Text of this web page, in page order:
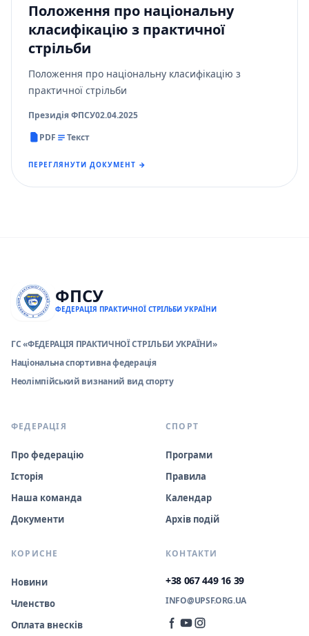
Положення про національну
класифікацію з практичної
стрільби
Положення про національну класифікацію з
практичної стрільби
Президія ФПСУ02.04.2025
PDF
Текст
ПЕРЕГЛЯНУТИ ДОКУМЕНТ →
ФПСУ
ФЕДЕРАЦІЯ ПРАКТИЧНОЇ СТРІЛЬБИ УКРАЇНИ
ГС «ФЕДЕРАЦІЯ ПРАКТИЧНОЇ СТРІЛЬБИ УКРАЇНИ»
Національна спортивна федерація
Неолімпійський визнаний вид спорту
ФЕДЕРАЦІЯ
Про федерацію
Історія
Наша команда
Документи
СПОРТ
Програми
Правила
Календар
Архів подій
КОРИСНЕ
Новини
Членство
Оплата внесків
КОНТАКТИ
+38 067 449 16 39
INFO@UPSF.ORG.UA